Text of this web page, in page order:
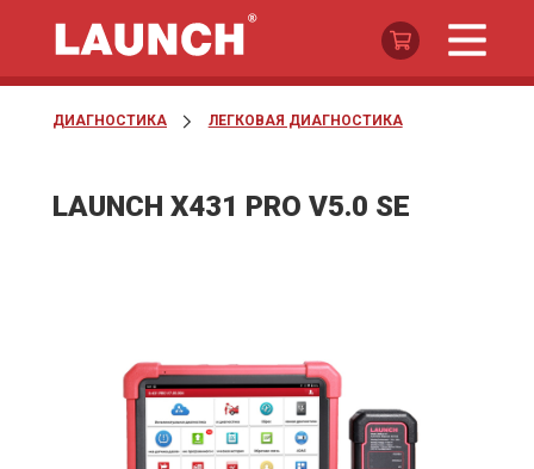
ДИАГНОСТИКА ЛЕГКОВАЯ ДИАГНОСТИКА
LAUNCH X431 PRO V5.0 SE